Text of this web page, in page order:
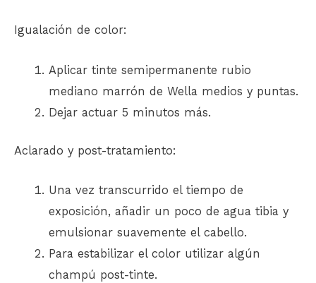
Igualación de color:
Aplicar tinte semipermanente rubio
mediano marrón de Wella medios y puntas.
Dejar actuar 5 minutos más.
Aclarado y post-tratamiento:
Una vez transcurrido el tiempo de
exposición, añadir un poco de agua tibia y
emulsionar suavemente el cabello.
Para estabilizar el color utilizar algún
champú post-tinte.